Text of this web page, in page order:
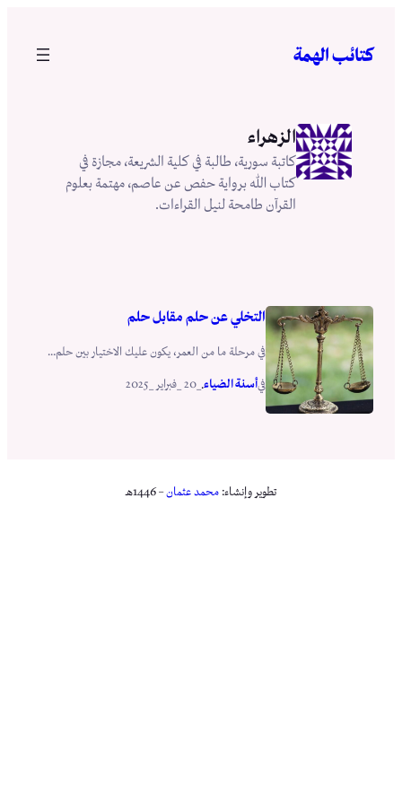
المحتوى
كتائب الهمة
الزهراء
كاتبة سورية، طالبة في كلية الشريعة، مجازة في
كتاب الله برواية حفص عن عاصم، مهتمة بعلوم
القرآن طامحة لنيل القراءات.
التخلي عن حلم مقابل حلم
في مرحلة ما من العمر، يكون عليك الاختيار بين حلم...
فيأسنة الضياء.
تطوير وإنشاء: محمد عثمان– 1446هـ